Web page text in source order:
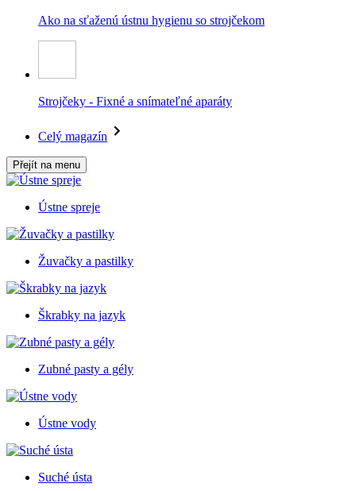
Ako na sťaženú ústnu hygienu so strojčekom
Strojčeky - Fixné a snímateľné aparáty
Celý magazín
Přejít na menu
Ústne spreje
Žuvačky a pastilky
Škrabky na jazyk
Zubné pasty a gély
Ústne vody
Suché ústa